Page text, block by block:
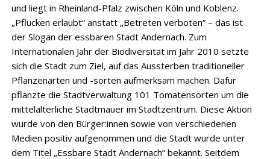
und liegt in Rheinland-Pfalz zwischen Köln und Koblenz.
„Pflücken erlaubt“ anstatt „Betreten verboten“ – das ist
der Slogan der essbaren Stadt Andernach. Zum
Internationalen Jahr der Biodiversität im Jahr 2010 setzte
sich die Stadt zum Ziel, auf das Aussterben traditioneller
Pflanzenarten und -sorten aufmerksam machen. Dafür
pflanzte die Stadtverwaltung 101 Tomatensorten um die
mittelalterliche Stadtmauer im Stadtzentrum. Diese Aktion
wurde von den Bürger:innen sowie von verschiedenen
Medien positiv aufgenommen und die Stadt wurde unter
dem Titel „Essbare Stadt Andernach“ bekannt. Seitdem